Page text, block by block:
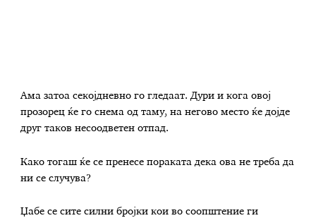
Ама затоа секојдневно го гледаат. Дури и кога овој
прозорец ќе го снема од таму, на негово место ќе дојде
друг таков несоодветен отпад.
Како тогаш ќе се пренесе пораката дека ова не треба да
ни се случува?
Џабе се сите силни бројки кои во соопштение ги